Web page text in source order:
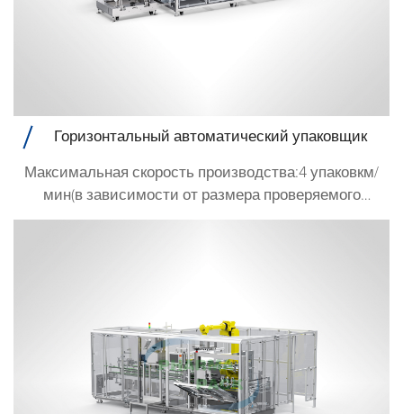
Горизонтальный автоматический упаковщик
Максимальная скорость производства:4 упаковкм/
мин(в зависимости от размера проверяемого